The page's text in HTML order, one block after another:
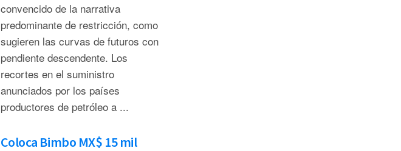
convencido de la narrativa
predominante de restricción, como
sugieren las curvas de futuros con
pendiente descendente. Los
recortes en el suministro
anunciados por los países
productores de petróleo a ...
Coloca Bimbo MX$ 15 mil